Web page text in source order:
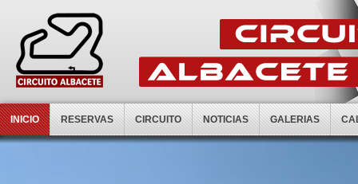
INICIO RESERVAS CIRCUITO NOTICIAS GALERIAS